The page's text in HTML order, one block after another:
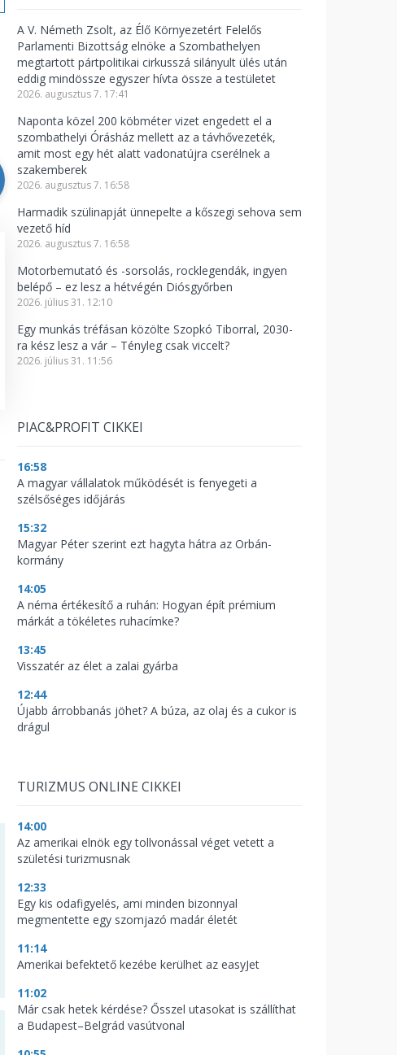
A V. Németh Zsolt, az Élő Környezetért Felelős
Parlamenti Bizottság elnöke a Szombathelyen
megtartott pártpolitikai cirkusszá silányult ülés után
eddig mindössze egyszer hívta össze a testületet
2026. augusztus 7. 17:41
Naponta közel 200 köbméter vizet engedett el a
szombathelyi Órásház mellett az a távhővezeték,
amit most egy hét alatt vadonatújra cserélnek a
szakemberek
2026. augusztus 7. 16:58
Harmadik szülinapját ünnepelte a kőszegi sehova sem
vezető híd
2026. augusztus 7. 16:58
Motorbemutató és -sorsolás, rocklegendák, ingyen
belépő – ez lesz a hétvégén Diósgyőrben
2026. július 31. 12:10
Egy munkás tréfásan közölte Szopkó Tiborral, 2030-
ra kész lesz a vár – Tényleg csak viccelt?
2026. július 31. 11:56
PIAC&PROFIT CIKKEI
16:58
A magyar vállalatok működését is fenyegeti a
szélsőséges időjárás
15:32
Magyar Péter szerint ezt hagyta hátra az Orbán-
kormány
14:05
A néma értékesítő a ruhán: Hogyan épít prémium
márkát a tökéletes ruhacímke?
13:45
Visszatér az élet a zalai gyárba
12:44
Újabb árrobbanás jöhet? A búza, az olaj és a cukor is
drágul
TURIZMUS ONLINE CIKKEI
14:00
Az amerikai elnök egy tollvonással véget vetett a
születési turizmusnak
12:33
Egy kis odafigyelés, ami minden bizonnyal
megmentette egy szomjazó madár életét
11:14
Amerikai befektető kezébe kerülhet az easyJet
11:02
Már csak hetek kérdése? Ősszel utasokat is szállíthat
a Budapest–Belgrád vasútvonal